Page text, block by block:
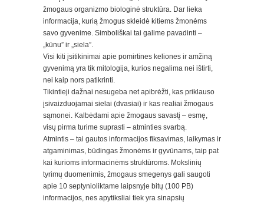
žmogaus organizmo biologinė struktūra. Dar lieka
informacija, kurią žmogus skleidė kitiems žmonėms
savo gyvenime. Simboliškai tai galime pavadinti –
„kūnu” ir „siela”.
Visi kiti įsitikinimai apie pomirtines keliones ir amžiną
gyvenimą yra tik mitologija, kurios negalima nei ištirti,
nei kaip nors patikrinti.
Tikintieji dažnai nesugeba net apibrėžti, kas priklauso
įsivaizduojamai sielai (dvasiai) ir kas realiai žmogaus
sąmonei. Kalbėdami apie žmogaus savastį – esmę,
visų pirma turime suprasti – atminties svarbą.
Atmintis – tai gautos informacijos fiksavimas, laikymas ir
atgaminimas, būdingas žmonėms ir gyvūnams, taip pat
kai kurioms informacinėms struktūroms. Mokslinių
tyrimų duomenimis, žmogaus smegenys gali saugoti
apie 10 septynioliktame laipsnyje bitų (100 PB)
informacijos, nes apytiksliai tiek yra sinapsių